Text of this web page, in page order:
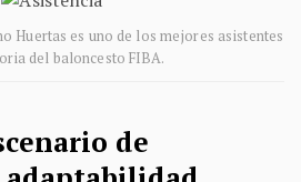
Huertas es uno de los mejores asistentes
del baloncesto FIBA.
de